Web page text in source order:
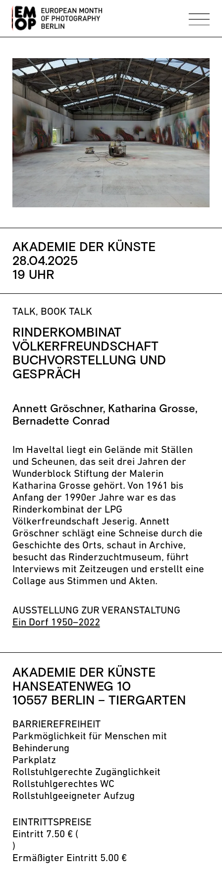
AKADEMIE DER KÜNSTE
HANSEATENWEG 10
10557 BERLIN – TIERGARTEN
BARRIEREFREIHEIT
Parkmöglichkeit für Menschen mit
Behinderung
Parkplatz
Rollstuhlgerechte Zugänglichkeit
Rollstuhlgerechtes WC
Rollstuhlgeeigneter Aufzug
EINTRITTSPREISE
Eintritt 7.50 € (
)
Ermäßigter Eintritt 5.00 €
AKADEMIE DER KÜNSTE
28.04.2025
19 UHR
TALK, BOOK TALK
RINDERKOMBINAT
VÖLKERFREUNDSCHAFT
BUCHVORSTELLUNG UND
GESPRÄCH
Annett Gröschner, Katharina Grosse,
Bernadette Conrad
Im Haveltal liegt ein Gelände mit Ställen
und Scheunen, das seit drei Jahren der
Wunderblock Stiftung der Malerin
Katharina Grosse gehört. Von 1961 bis
Anfang der 1990er Jahre war es das
Rinderkombinat der LPG
Völkerfreundschaft Jeserig. Annett
Gröschner schlägt eine Schneise durch die
Geschichte des Orts, schaut in Archive,
besucht das Rinderzuchtmuseum, führt
Interviews mit Zeitzeugen und erstellt eine
Collage aus Stimmen und Akten.
AUSSTELLUNG ZUR VERANSTALTUNG
Ein Dorf 1950–2022